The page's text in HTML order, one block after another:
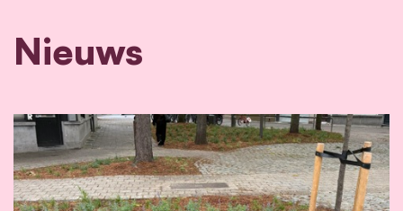
Nieuws